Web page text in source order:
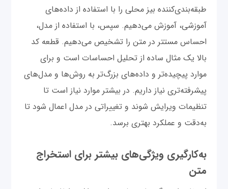
طبقه‌بندی‌کننده بیز محلی را با استفاده از داده‌های
آموزشی، آموزش می‌دهیم. سپس، با استفاده از مدل،
احساس مستتر در متن را تشخیص می‌دهیم. قطعه کد
بالا یک مثال ساده از تحلیل احساسات است و برای
موارد پیچیده‌تر و داده‌های بزرگ‌تر به روش‌ها و مدل‌های
پیشرفته‌تری نیاز داریم. در بیشتر موارد نیاز است تا
تنظیمات ویرایش شوند و تغییراتی در مدل اعمال شود تا
به‌دقت و عملکرد بهتری برسد.
به‌کارگیری ویژگی‌های بیشتر برای استخراج
متن